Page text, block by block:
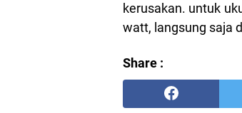
kerusakan. untuk
watt, langsung saja
Share :